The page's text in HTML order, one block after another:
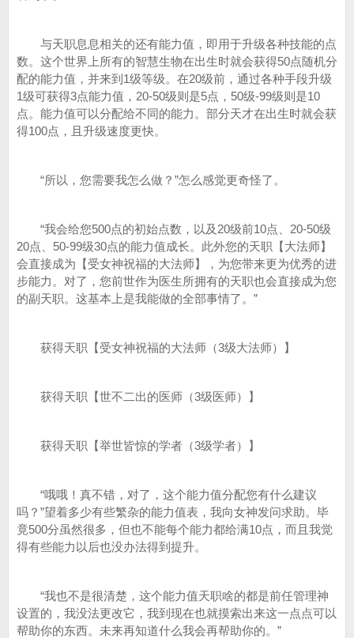
与天职息息相关的还有能力值，即用于升级各种技能的点
数。这个世界上所有的智慧生物在出生时就会获得50点随机分
配的能力值，并来到1级等级。在20级前，通过各种手段升级
1级可获得3点能力值，20-50级则是5点，50级-99级则是10
点。能力值可以分配给不同的能力。部分天才在出生时就会获
得100点，且升级速度更快。
“所以，您需要我怎么做？”怎么感觉更奇怪了。
“我会给您500点的初始点数，以及20级前10点、20-50级
20点、50-99级30点的能力值成长。此外您的天职【大法师】
会直接成为【受女神祝福的大法师】，为您带来更为优秀的进
步能力。对了，您前世作为医生所拥有的天职也会直接成为您
的副天职。这基本上是我能做的全部事情了。”
获得天职【受女神祝福的大法师（3级大法师）】
获得天职【世不二出的医师（3级医师）】
获得天职【举世皆惊的学者（3级学者）】
“哦哦！真不错，对了，这个能力值分配您有什么建议
吗？”望着多少有些繁杂的能力值表，我向女神发问求助。毕
竟500分虽然很多，但也不能每个能力都给满10点，而且我觉
得有些能力以后也没办法得到提升。
“我也不是很清楚，这个能力值天职啥的都是前任管理神
设置的，我没法更改它，我到现在也就摸索出来这一点点可以
帮助你的东西。未来再知道什么我会再帮助你的。”